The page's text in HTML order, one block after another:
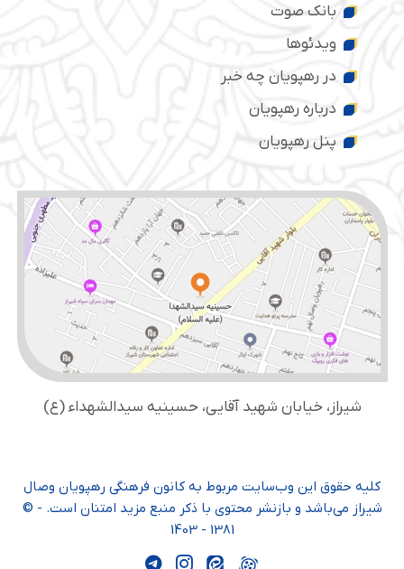
بانک صوت
ویدئوها
در رهپویان چه خبر
درباره رهپویان
پنل رهپویان
شیراز، خیابان شهید آقایی، حسینیه سید‌الشهداء (ع)
کلیه حقوق این وب‌سایت مربوط به کانون فرهنگی رهپویان وصال
شیراز می‌باشد و بازنشر محتوی با ذکر منبع مزید امتنان است. - ©
1381 - 1403